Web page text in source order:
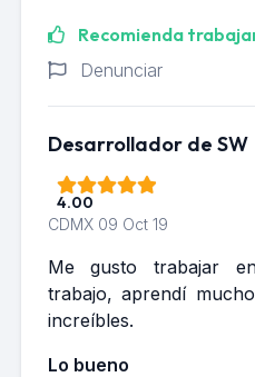
Recomienda
Denunciar
Desarrollador de SW
4.00
CDMX 09 Oct 19
Me gusto trabajar
trabajo, aprendí
increíbles.
Lo bueno